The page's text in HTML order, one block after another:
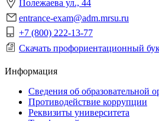
Полежаева ул., 44
entrance-exam@adm.mrsu.ru
+7 (800) 222-13-77
Скачать профориентационный
Информация
Сведения об образовательной
Противодействие коррупции
Реквизиты университета